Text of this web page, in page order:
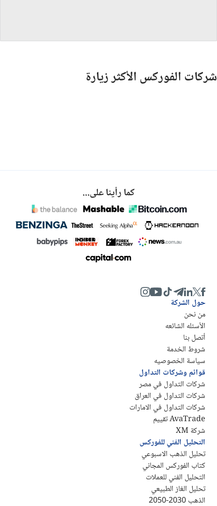
شركات الفوركس الأكثر زيارة
كما رأينا على...
حول الشركة
من نحن
الأسئله الشائعه
أتصل بنا
شروط الخدمة
سياسة الخصوصيه
قوائم وشركات التداول
شركات التداول في مصر
شركات التداول في العراق
شركات التداول في الامارات
AvaTrade تقييم
شركة XM
التحليل الفني للفوركس
تحليل الذهب الاسبوعي
كتاب الفوركس المجاني
التحليل الفني للعملات
تحليل الغاز الطبيعي
الذهب 2030-2050